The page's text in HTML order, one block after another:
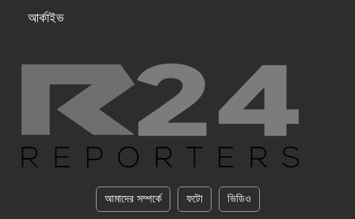
আর্কাইভ
আমাদের সম্পর্কে ফটো ভিডিও